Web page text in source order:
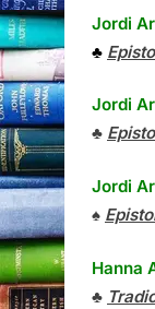
Jordi
♣
Jordi
♣
Jordi
♠
Hanna
♣